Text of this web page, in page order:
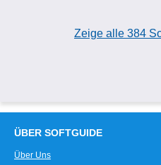
Zeige alle 384
ÜBER SOFTGUIDE
Über Uns